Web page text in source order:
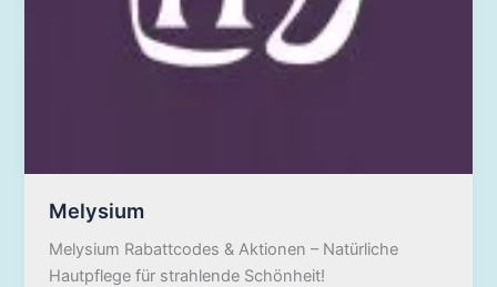
Melysium
Melysium Rabattcodes & Aktionen – Natürliche
Hautpflege für strahlende Schönheit!